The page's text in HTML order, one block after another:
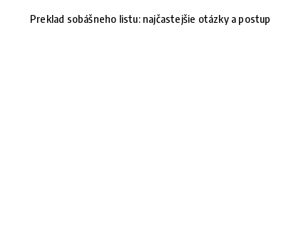
Preklad sobášneho listu: najčastejšie otázky a postup